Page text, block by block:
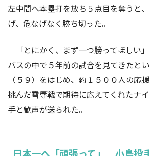
左中間へ本塁打を放ち５点目を奪うと
げ、危なげなく勝ち切った。
「とにかく、まず一つ勝ってほしい
バスの中で５年前の試合を見てきたと
（５９）をはじめ、約１５００人の応
挑んだ雪辱戦で期待に応えてくれたナ
手と歓声が送られた。
日本一へ「頑張って」 小島投